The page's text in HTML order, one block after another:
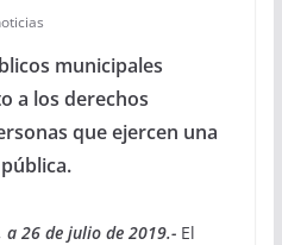
municipales
a los derechos
que ejercen una
a 26 de julio de 2019.- El